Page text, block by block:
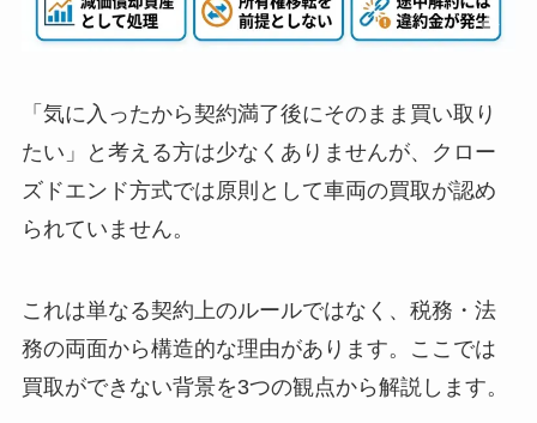
「気に入ったから契約満了後にそのまま買い取り
たい」と考える方は少なくありませんが、クロー
ズドエンド方式では原則として車両の買取が認め
られていません。
これは単なる契約上のルールではなく、税務・法
務の両面から構造的な理由があります。ここでは
買取ができない背景を3つの観点から解説します。